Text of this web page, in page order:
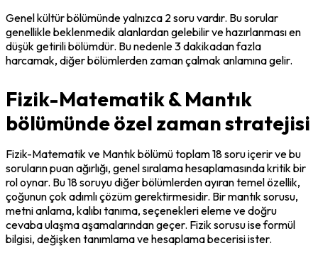
Genel kültür bölümünde yalnızca 2 soru vardır. Bu sorular
genellikle beklenmedik alanlardan gelebilir ve hazırlanması en
düşük getirili bölümdür. Bu nedenle 3 dakikadan fazla
harcamak, diğer bölümlerden zaman çalmak anlamına gelir.
Fizik-Matematik & Mantık
bölümünde özel zaman stratejisi
Fizik-Matematik ve Mantık bölümü toplam 18 soru içerir ve bu
soruların puan ağırlığı, genel sıralama hesaplamasında kritik bir
rol oynar. Bu 18 soruyu diğer bölümlerden ayıran temel özellik,
çoğunun çok adımlı çözüm gerektirmesidir. Bir mantık sorusu,
metni anlama, kalıbı tanıma, seçenekleri eleme ve doğru
cevaba ulaşma aşamalarından geçer. Fizik sorusu ise formül
bilgisi, değişken tanımlama ve hesaplama becerisi ister.